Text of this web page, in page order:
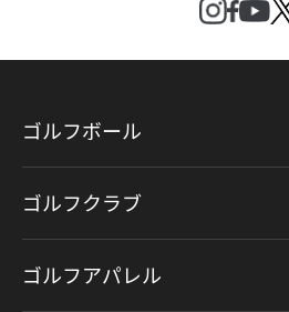
ゴルフボール
ゴルフクラブ
ゴルフアパレル